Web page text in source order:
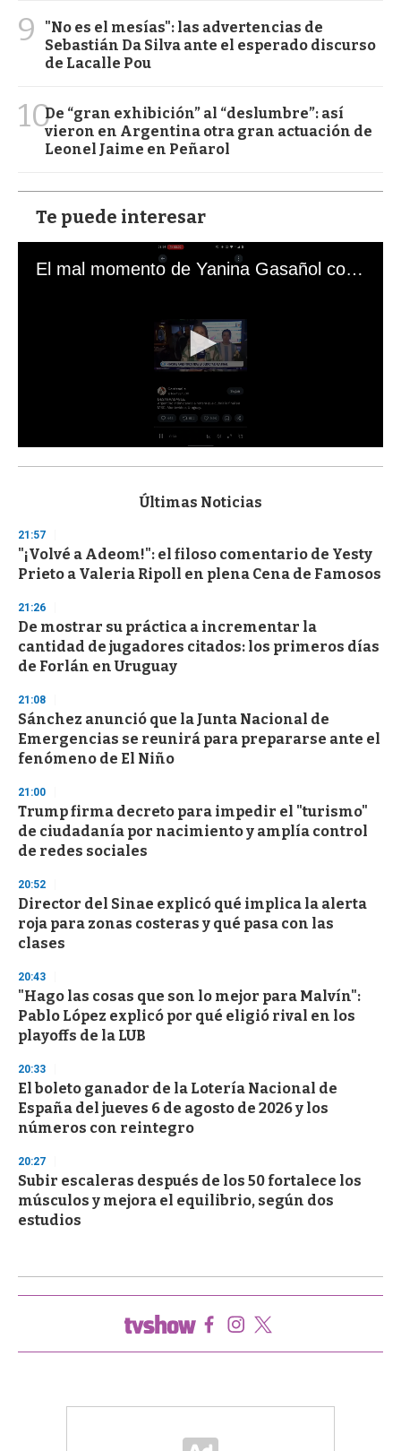
9
"No es el mesías": las advertencias de
Sebastián Da Silva ante el esperado discurso
de Lacalle Pou
10De “gran exhibición” al “deslumbre”: así
vieron en Argentina otra gran actuación de
Leonel Jaime en Peñarol
Te puede interesar
El mal momento de Yanina Gasañol con un hincha argentino en "Subrayado"
s
d
s
o
f
3
s
c
o
d
s
Últimas Noticias
21:57
"¡Volvé a Adeom!": el filoso comentario de Yesty
Prieto a Valeria Ripoll en plena Cena de Famosos
21:26
De mostrar su práctica a incrementar la
cantidad de jugadores citados: los primeros días
de Forlán en Uruguay
21:08
Sánchez anunció que la Junta Nacional de
Emergencias se reunirá para prepararse ante el
fenómeno de El Niño
21:00
Trump firma decreto para impedir el "turismo"
de ciudadanía por nacimiento y amplía control
de redes sociales
20:52
Director del Sinae explicó qué implica la alerta
roja para zonas costeras y qué pasa con las
clases
20:43
"Hago las cosas que son lo mejor para Malvín":
Pablo López explicó por qué eligió rival en los
playoffs de la LUB
20:33
El boleto ganador de la Lotería Nacional de
España del jueves 6 de agosto de 2026 y los
números con reintegro
20:27
Subir escaleras después de los 50 fortalece los
músculos y mejora el equilibrio, según dos
estudios